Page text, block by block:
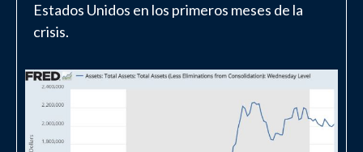
Estados Unidos en los primeros meses de la
crisis.